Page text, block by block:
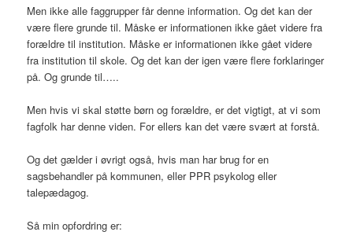
Men ikke alle faggrupper får denne information. Og det kan der
være flere grunde til. Måske er informationen ikke gået videre fra
forældre til institution. Måske er informationen ikke gået videre
fra institution til skole. Og det kan der igen være flere forklaringer
på. Og grunde til…..
Men hvis vi skal støtte børn og forældre, er det vigtigt, at vi som
fagfolk har denne viden. For ellers kan det være svært at forstå.
Og det gælder i øvrigt også, hvis man har brug for en
sagsbehandler på kommunen, eller PPR psykolog eller
talepædagog.
Så min opfordring er: